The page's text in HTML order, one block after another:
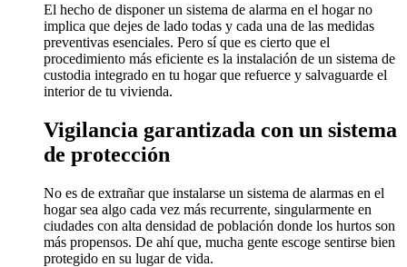
El hecho de disponer un sistema de alarma en el hogar no
implica que dejes de lado todas y cada una de las medidas
preventivas esenciales. Pero sí que es cierto que el
procedimiento más eficiente es la instalación de un sistema de
custodia integrado en tu hogar que refuerce y salvaguarde el
interior de tu vivienda.
Vigilancia garantizada con un sistema
de protección
No es de extrañar que instalarse un sistema de alarmas en el
hogar sea algo cada vez más recurrente, singularmente en
ciudades con alta densidad de población donde los hurtos son
más propensos. De ahí que, mucha gente escoge sentirse bien
protegido en su lugar de vida.